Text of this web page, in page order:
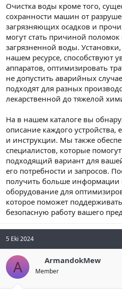
Очистка воды кроме того,
сохранности машин от
загрязняющих осадков и
могут стать причиной
загрязненной воды.
нашем ресурсе, способствуют
аппаратов, оптимизировать
не допустить аварийных
подходят для разных
лекарственной до тяжелой
На в нашем каталоге вы
описание каждого устройства,
и инструкции. Мы также
специалистов, которые
подходящий вариант для
его потребности и запросов.
получить больше информации
оборудование для
которое поможет
безопасную работу вашего
5 Eki 2024
A ArmandokMew
Member